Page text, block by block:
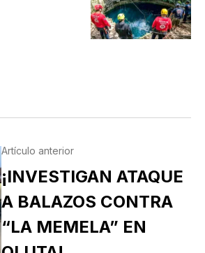
Artículo anterior
¡INVESTIGAN ATAQUE
A BALAZOS CONTRA
“LA MEMELA” EN